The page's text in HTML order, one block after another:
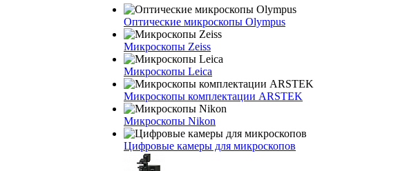
Оптические микроскопы Olympus
Микроскопы Zeiss
Микроскопы Leica
Микроскопы комплектации ARSTEK
Микроскопы Nikon
Цифровые камеры для микроскопов